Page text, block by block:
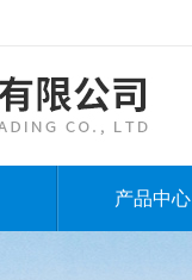
产品中心